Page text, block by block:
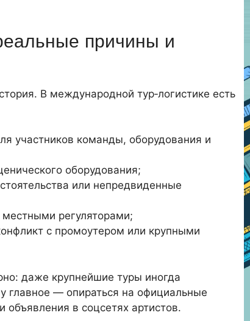
причины и
В международной тур‑логистике есть
участников команды, оборудования и
оборудования;
или непредвиденные
регуляторами;
с промоутером или крупными
даже крупнейшие туры иногда
главное — опираться на официальные
объявления в соцсетях артистов.